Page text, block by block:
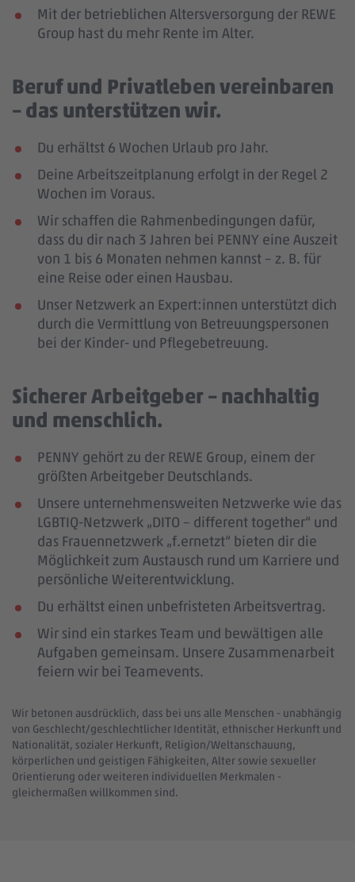
Mit der betrieblichen Altersversorgung der REWE
Group hast du mehr Rente im Alter.
Beruf und Privatleben vereinbaren
– das unterstützen wir.
Du erhältst 6 Wochen Urlaub pro Jahr.
Deine Arbeitszeitplanung erfolgt in der Regel 2
Wochen im Voraus.
Wir schaffen die Rahmenbedingungen dafür,
dass du dir nach 3 Jahren bei PENNY eine Auszeit
von 1 bis 6 Monaten nehmen kannst – z. B. für
eine Reise oder einen Hausbau.
Unser Netzwerk an Expert:innen unterstützt dich
durch die Vermittlung von Betreuungspersonen
bei der Kinder- und Pflegebetreuung.
Sicherer Arbeitgeber – nachhaltig
und menschlich.
PENNY gehört zu der REWE Group, einem der
größten Arbeitgeber Deutschlands.
Unsere unternehmensweiten Netzwerke wie das
LGBTIQ-Netzwerk „DITO – different together“ und
das Frauennetzwerk „f.ernetzt“ bieten dir die
Möglichkeit zum Austausch rund um Karriere und
persönliche Weiterentwicklung.
Du erhältst einen unbefristeten Arbeitsvertrag.
Wir sind ein starkes Team und bewältigen alle
Aufgaben gemeinsam. Unsere Zusammenarbeit
feiern wir bei Teamevents.
Wir betonen ausdrücklich, dass bei uns alle Menschen - unabhängig
von Geschlecht/geschlechtlicher Identität, ethnischer Herkunft und
Nationalität, sozialer Herkunft, Religion/Weltanschauung,
körperlichen und geistigen Fähigkeiten, Alter sowie sexueller
Orientierung oder weiteren individuellen Merkmalen -
gleichermaßen willkommen sind.